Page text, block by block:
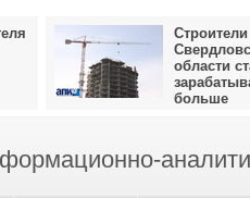
Строители
области
больше